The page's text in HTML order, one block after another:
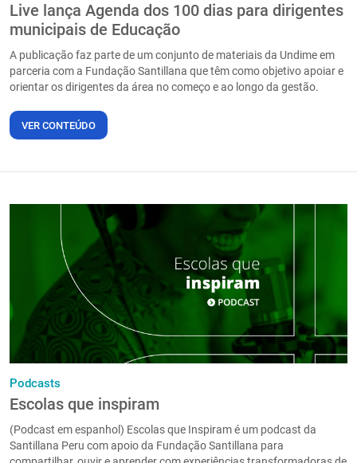
Live lança Agenda dos 100 dias para dirigentes
municipais de Educação
A publicação faz parte de um conjunto de materiais da Undime em
parceria com a Fundação Santillana que têm como objetivo apoiar e
orientar os dirigentes da área no começo e ao longo da gestão.
VER CONTEÚDO
Podcasts
Escolas que inspiram
(Podcast em espanhol) Escolas que Inspiram é um podcast da
Santillana Peru com apoio da Fundação Santillana para